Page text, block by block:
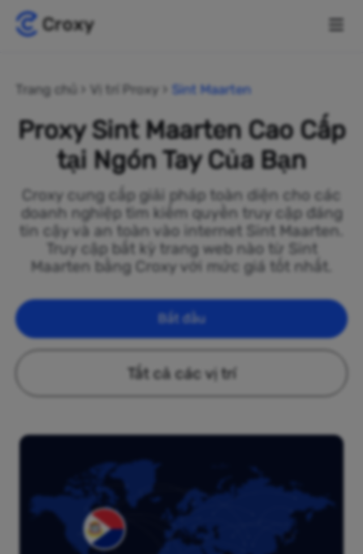
Trang chủ Vị trí Proxy Sint Maarten
Proxy Sint Maarten Cao Cấp
tại Ngón Tay Của Bạn
Croxy cung cấp giải pháp toàn diện cho các
doanh nghiệp tìm kiếm quyền truy cập đáng
tin cậy và an toàn vào internet Sint Maarten.
Truy cập bất kỳ trang web nào từ Sint
Maarten bằng Croxy với mức giá tốt nhất.
Bắt đầu
Tất cả các vị trí